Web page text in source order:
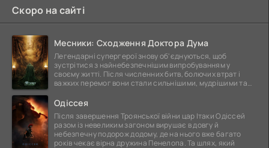
Скоро на сайті
Месники: Сходження Доктора Дума
Легендарні супергерої знову об'єднуються, щоб
зустрітися з найнебезпечнішим випробуванням у
своєму житті. Після численних битв, болючих втрат і
важких перемог вони стали сильнішими, мудрішими та
Одіссея
Після завершення Троянської війни цар Ітаки Одіссей
разом із невеликим загоном вирушає в довгу й
небезпечну подорож додому, де на нього вже багато
років чекає вірна дружина Пенелопа. Та шлях, який